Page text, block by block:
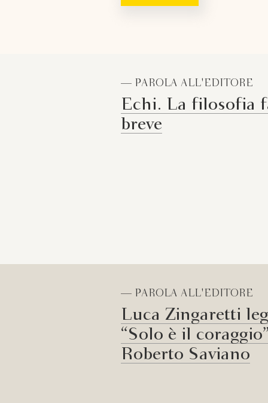
— PAROLA ALL'EDITORE
Echi. La filosofia
breve
— PAROLA ALL'EDITORE
Luca Zingaretti
“Solo è il
Roberto Saviano